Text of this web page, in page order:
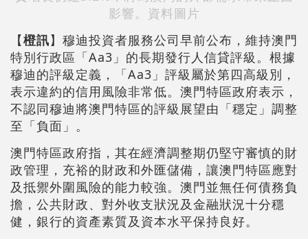
影響。資料圖片
【橙訊】穆迪投資者服務公司早前公布，維持澳門
特別行政區「Aa3」的長期發行人信貸評級。根據
穆迪的評級定義，「Aa3」評級屬於第四高級別，
表示違約的信用風險非常低。澳門特區政府表示，
不認同穆迪將澳門特區的評級展望由「穩定」調整
至「負面」。
澳門特區政府指，其在經濟調整期仍堅守審慎的財
政管理，充裕的財政和外匯儲備，讓澳門特區應對
及抵禦外圍風險的能力較強。澳門並無任何債務負
擔，公共財政、對外收支狀況及金融狀況十分穩
健，銀行的資產素質及資本水平保持良好。